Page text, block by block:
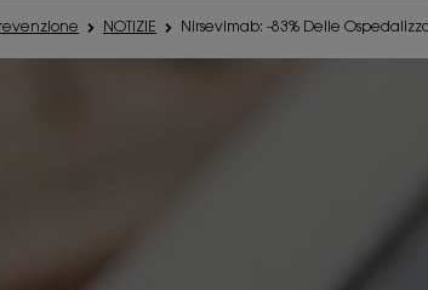
NOTIZIE Nirsevimab: -83% Delle